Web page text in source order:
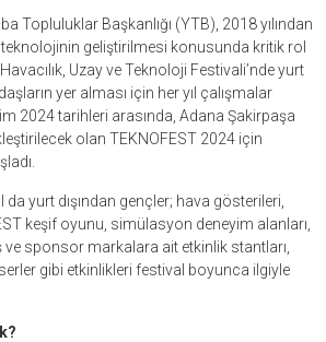
Topluluklar Başkanlığı (YTB), 2018 yılından
teknolojinin geliştirilmesi konusunda kritik rol
Uzay ve Teknoloji Festivali’nde yurt
yer alması için her yıl çalışmalar
2024 tarihleri arasında, Adana Şakirpaşa
olan TEKNOFEST 2024 için
da yurt dışından gençler; hava gösterileri,
keşif oyunu, simülasyon deneyim alanları,
sponsor markalara ait etkinlik stantları,
gibi etkinlikleri festival boyunca ilgiyle